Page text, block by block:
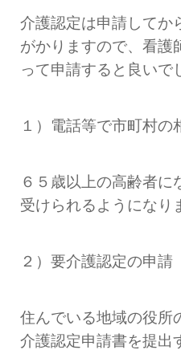
介護認定は申請してか
がかりますので、看護
って申請すると良いで
１）電話等で市町村の
６５歳以上の高齢者に
受けられるようになり
２）要介護認定の申請
住んでいる地域の役所
介護認定申請書を提出